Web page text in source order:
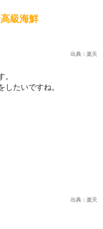
級海鮮
出典：楽天
。
たいですね。
出典：楽天